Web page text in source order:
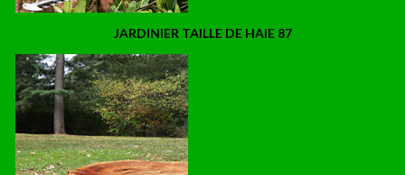
JARDINIER TAILLE DE HAIE 87